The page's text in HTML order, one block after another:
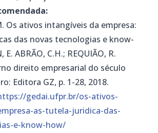
Os ativos intangíveis da empresa:
das novas tecnologias e know-
E. ABRÃO, C.H.; REQUIÃO, R.
direito empresarial do século
Editora GZ, p. 1-28, 2018.
gedai.ufpr.br/os-ativos-
as-tutela-juridica-das-
e-know-how/